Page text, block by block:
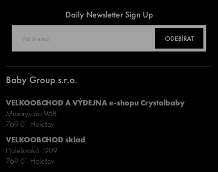
Daily Newsletter Sign Up
ODEBÍRAT
Baby Group s.r.o.
VELKOOBCHOD A VÝDEJNA e-shopu Crystalbaby
Masarykova 968
769 01 Holešov
VELKOOBCHOD sklad
Holešovská 1909
769 01 Holešov